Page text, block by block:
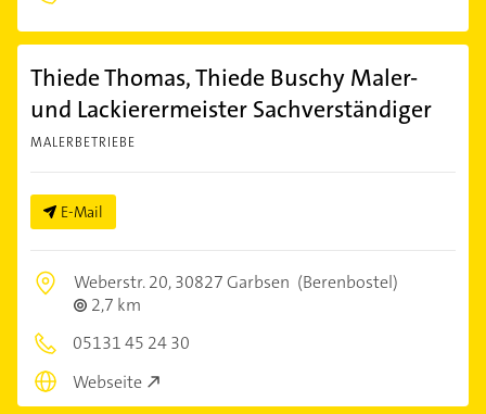
Thiede Thomas, Thiede Buschy Maler-
und Lackierermeister Sachverständiger
MALERBETRIEBE
E-Mail
Weberstr. 20,30827 Garbsen (Berenbostel)
2,7 km
05131 45 24 30
Webseite